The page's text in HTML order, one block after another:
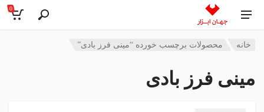
0
خانه محصولات برچسب خورده “مینی فرز بادی”
مینی فرز بادی